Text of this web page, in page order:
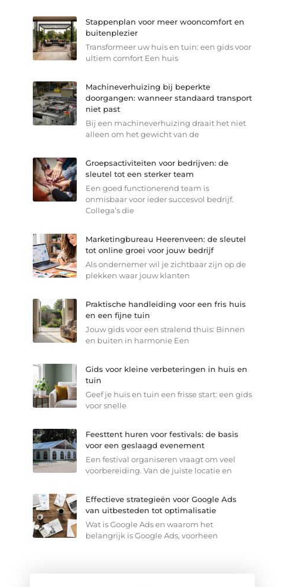
Stappenplan voor meer wooncomfort en
buitenplezier
Transformeer uw huis en tuin: een gids voor
ultiem comfort Een huis
Machineverhuizing bij beperkte
doorgangen: wanneer standaard transport
niet past
Bij een machineverhuizing draait het niet
alleen om het gewicht van de
Groepsactiviteiten voor bedrijven: de
sleutel tot een sterker team
Een goed functionerend team is
onmisbaar voor ieder succesvol bedrijf.
Collega’s die
Marketingbureau Heerenveen: de sleutel
tot online groei voor jouw bedrijf
Als ondernemer wil je zichtbaar zijn op de
plekken waar jouw klanten
Praktische handleiding voor een fris huis
en een fijne tuin
Jouw gids voor een stralend thuis: Binnen
en buiten in harmonie Een
Gids voor kleine verbeteringen in huis en
tuin
Geef je huis en tuin een frisse start: een gids
voor snelle
Feesttent huren voor festivals: de basis
voor een geslaagd evenement
Een festival organiseren vraagt om veel
voorbereiding. Van de juiste locatie en
Effectieve strategieën voor Google Ads
van uitbesteden tot optimalisatie
Wat is Google Ads en waarom het
belangrijk is Google Ads, voorheen